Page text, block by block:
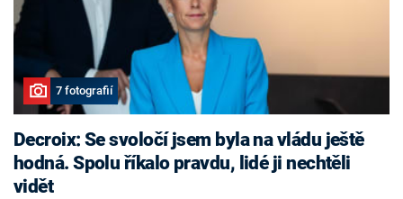
7 fotografií
Decroix: Se svoločí jsem byla na vládu ještě
hodná. Spolu říkalo pravdu, lidé ji nechtěli
vidět